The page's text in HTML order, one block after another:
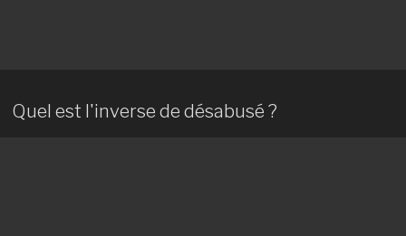
Quel est l'inverse de désabusé ?